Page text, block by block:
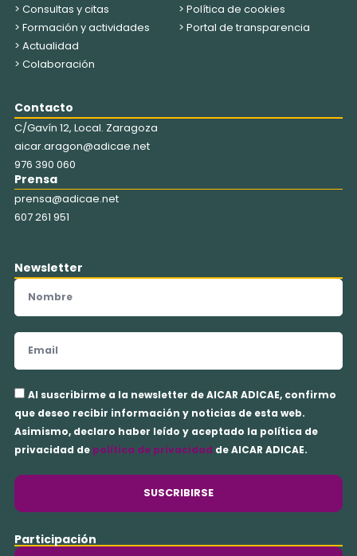
> Consultas y citas
> Formación y actividades
> Actualidad
> Colaboración
> Política de cookies
> Portal de transparencia
Contacto
C/Gavín 12, Local. Zaragoza
aicar.aragon@adicae.net
976 390 060
Prensa
prensa@adicae.net
607 261 951
Newsletter
Nombre
Email
Aceptación
privacidad
Al suscribirme a la newsletter de AICAR ADICAE, confirmo
que deseo recibir información y noticias de esta web.
Asimismo, declaro haber leído y aceptado la política de
privacidad de política de privacidad de AICAR ADICAE.
SUSCRIBIRSE
Participación